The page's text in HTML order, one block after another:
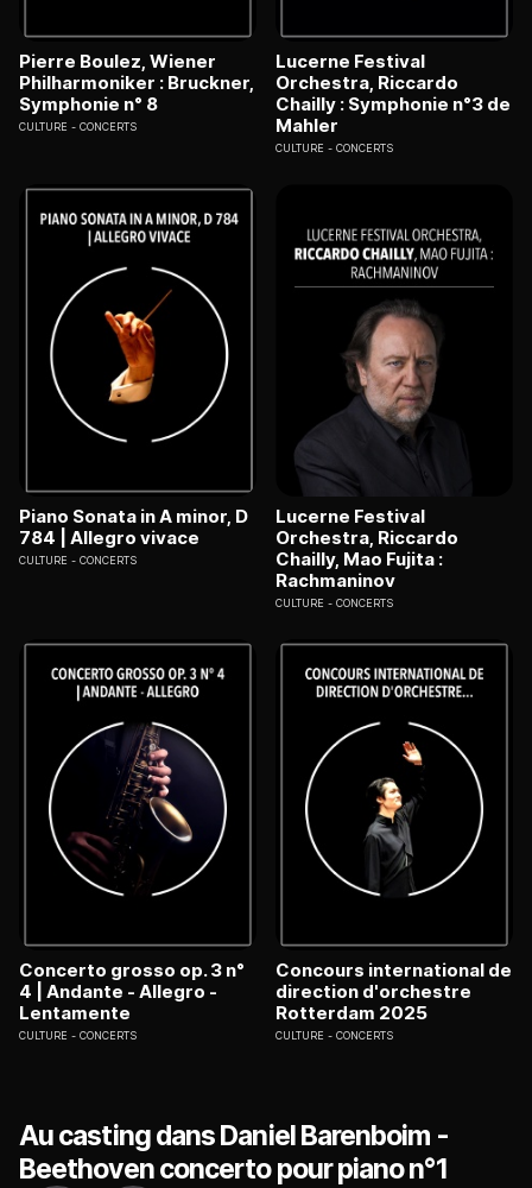
Pierre Boulez, Wiener
Philharmoniker : Bruckner,
Symphonie n° 8
CULTURE CONCERTS
Lucerne Festival
Orchestra, Riccardo
Chailly : Symphonie n°3 de
Mahler
CULTURE CONCERTS
Piano Sonata in A minor, D
784 | Allegro vivace
CULTURE CONCERTS
Lucerne Festival
Orchestra, Riccardo
Chailly, Mao Fujita :
Rachmaninov
CULTURE CONCERTS
Concerto grosso op. 3 n°
4 | Andante - Allegro -
Lentamente
CULTURE CONCERTS
Concours international de
direction d'orchestre
Rotterdam 2025
CULTURE CONCERTS
Au casting dans Daniel Barenboim -
Beethoven concerto pour piano n°1